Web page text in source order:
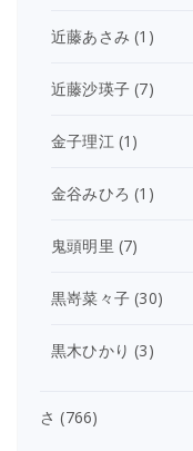
近藤あさみ (1)
近藤沙瑛子 (7)
金子理江(1)
金谷みひろ (1)
鬼頭明里 (7)
黒嵜菜々子 (30)
黒木ひかり (3)
さ (766)